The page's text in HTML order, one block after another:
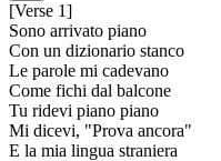
[Verse 1]
Sono arrivato piano
Con un dizionario stanco
Le parole mi cadevano
Come fichi dal balcone
Tu ridevi piano piano
Mi dicevi, "Prova ancora"
E la mia lingua straniera